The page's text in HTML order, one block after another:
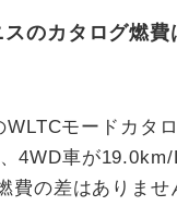
のカタログ燃費
WLTCモードカタ
4WD車が
費の差はありませ